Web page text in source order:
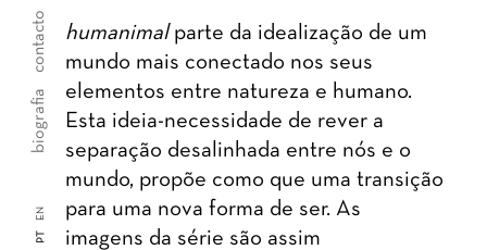
PT
EN
biografia
contacto humanimalparte da idealização de um
mundo mais conectado nos seus
elementos entre natureza e humano.
Esta ideia-necessidade de rever a
separação desalinhada entre nós e o
mundo, propõe como que uma transição
para uma nova forma de ser. As
imagens da série são assim